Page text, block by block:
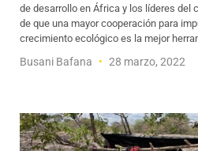
de desarrollo en África y los líderes del
de que una mayor cooperación para
crecimiento ecológico es la mejor
Busani Bafana 28 marzo, 2022